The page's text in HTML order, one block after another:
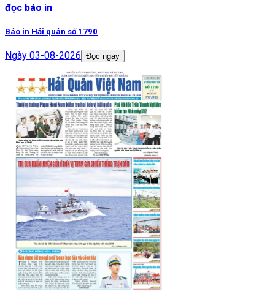
đọc báo in
Báo in Hải quân số 1790
Ngày 03-08-2026 Đọc ngay